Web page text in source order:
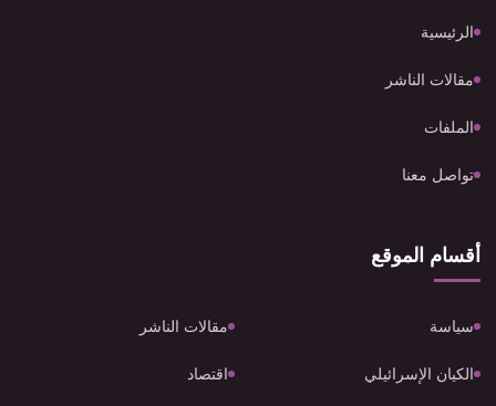
الرئيسية
مقالات الناشر
الملفات
تواصل معنا
أقسام الموقع
سياسة مقالات الناشر
الكيان الإسرائيلي اقتصاد